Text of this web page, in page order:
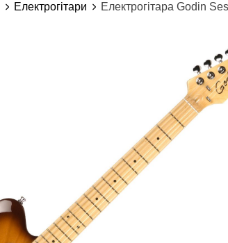
Електрогітари Електрогітара Godin